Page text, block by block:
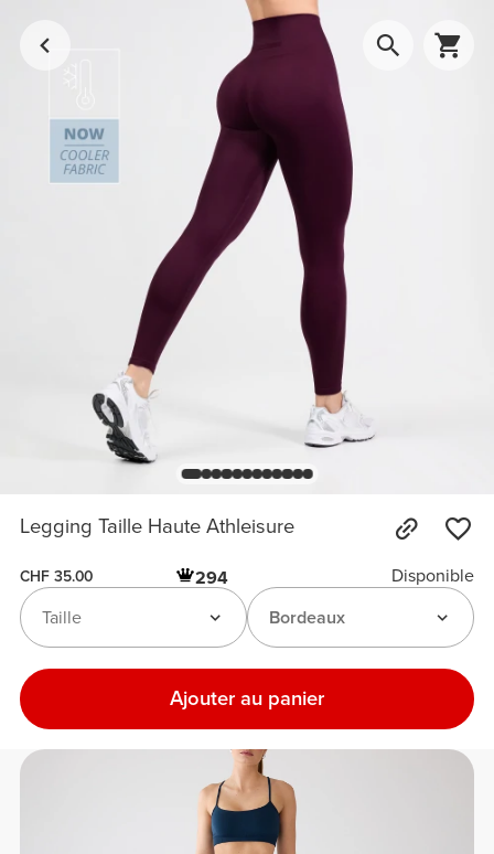
Legging Taille Haute Athleisure
CHF 35.00 294
Disponible
Bordeaux
Taille
Ajouter au panier